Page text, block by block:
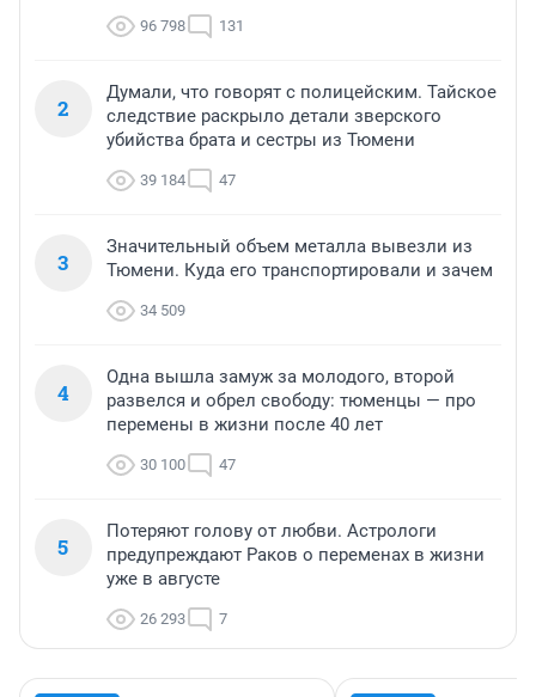
96 798 131
2
Думали, что говорят с полицейским. Тайское
следствие раскрыло детали зверского
убийства брата и сестры из Тюмени
39 184 47
3
Значительный объем металла вывезли из
Тюмени. Куда его транспортировали и зачем
34 509
4
Одна вышла замуж за молодого, второй
развелся и обрел свободу: тюменцы — про
перемены в жизни после 40 лет
30 100 47
5
Потеряют голову от любви. Астрологи
предупреждают Раков о переменах в жизни
уже в августе
26 293 7